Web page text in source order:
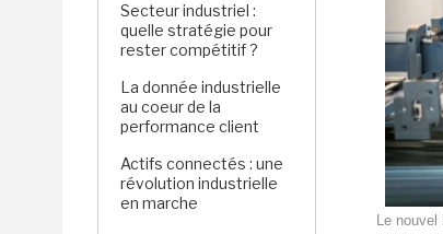
Secteur industriel :
quelle stratégie pour
rester compétitif ?
La donnée industrielle
au coeur de la
performance client
Actifs connectés : une
révolution industrielle
en marche
Le